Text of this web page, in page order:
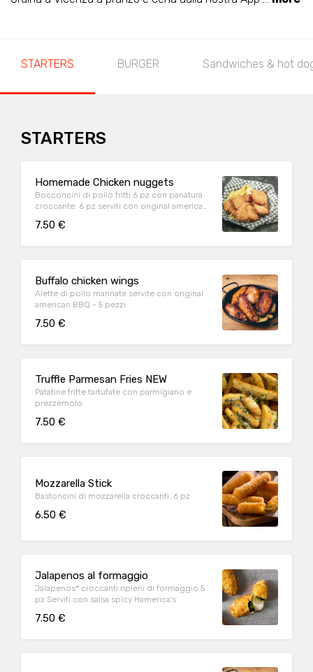
STARTERS BURGER Sandwiches & hot
STARTERS
Homemade Chicken nuggets
Bocconcini di pollo fritti 6 pz con panatura
croccante. 6 pz serviti con original american
7.50 €
Buffalo chicken wings
Alette di pollo marinate servite con original
american BBQ - 5 pezzi
7.50 €
Truffle Parmesan Fries NEW
Patatine fritte tartufate con parmigiano e
prezzemolo
7.50 €
Mozzarella Stick
Bastoncini di mozzarella croccanti. 6 pz
6.50 €
Jalapenos al formaggio
Jalapenos* croccanti ripieni di formaggio 5
pz Serviti con salsa spicy Hamerica's
7.50 €